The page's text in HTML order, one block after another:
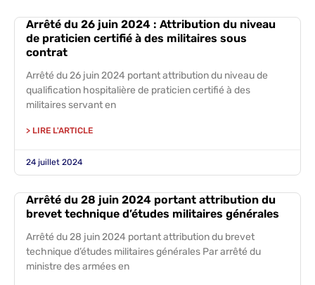
Arrêté du 26 juin 2024 : Attribution du niveau
de praticien certifié à des militaires sous
contrat
Arrêté du 26 juin 2024 portant attribution du niveau de
qualification hospitalière de praticien certifié à des
militaires servant en
> LIRE L'ARTICLE
24 juillet 2024
Arrêté du 28 juin 2024 portant attribution du
brevet technique d’études militaires générales
Arrêté du 28 juin 2024 portant attribution du brevet
technique d’études militaires générales Par arrêté du
ministre des armées en